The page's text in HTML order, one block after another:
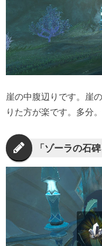
崖の中腹辺りです。崖
りた方が楽です。多分
「ゾーラの石